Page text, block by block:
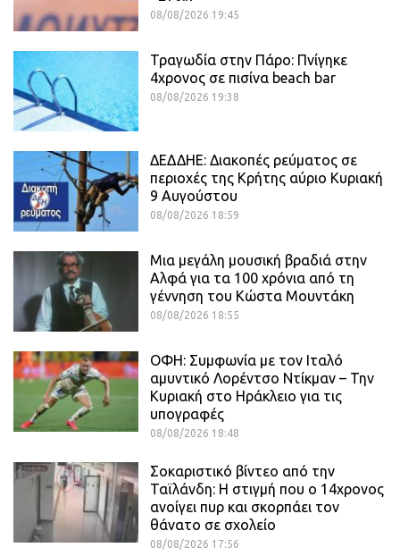
08/08/2026 19:45
Τραγωδία στην Πάρο: Πνίγηκε
4χρονος σε πισίνα beach bar
08/08/2026 19:38
ΔΕΔΔΗΕ: Διακοπές ρεύματος σε
περιοχές της Κρήτης αύριο Κυριακή
9 Αυγούστου
08/08/2026 18:59
Μια μεγάλη μουσική βραδιά στην
Αλφά για τα 100 χρόνια από τη
γέννηση του Κώστα Μουντάκη
08/08/2026 18:55
ΟΦΗ: Συμφωνία με τον Ιταλό
αμυντικό Λορέντσο Ντίκμαν – Την
Κυριακή στο Ηράκλειο για τις
υπογραφές
08/08/2026 18:48
Σοκαριστικό βίντεο από την
Ταϊλάνδη: Η στιγμή που ο 14χρονος
ανοίγει πυρ και σκορπάει τον
θάνατο σε σχολείο
08/08/2026 17:56